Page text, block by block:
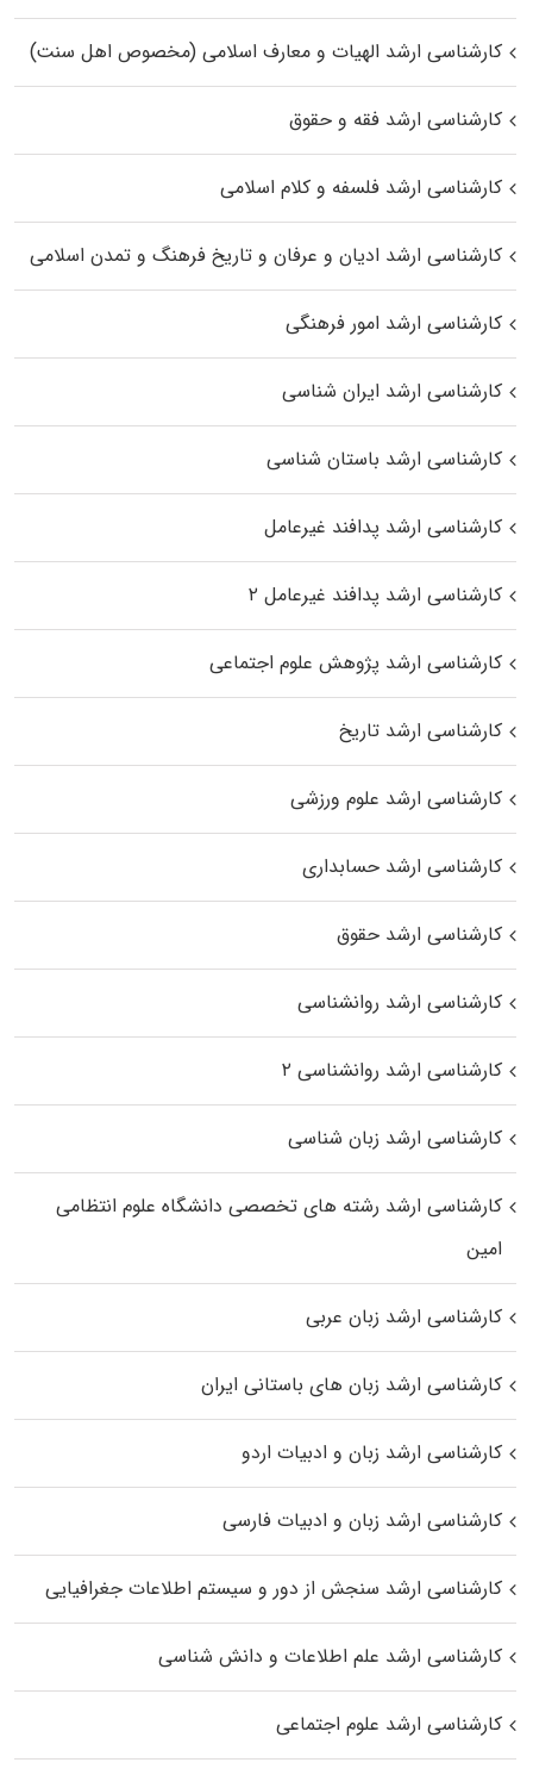
کارشناسی ارشد الهیات و معارف اسلامی (مخصوص اهل سنت)
کارشناسی ارشد فقه و حقوق
کارشناسی ارشد فلسفه و کلام اسلامی
کارشناسی ارشد ادیان و عرفان و تاریخ فرهنگ و تمدن اسلامی
کارشناسی ارشد امور فرهنگی
کارشناسی ارشد ایران شناسی
کارشناسی ارشد باستان شناسی
کارشناسی ارشد پدافند غیرعامل
کارشناسی ارشد پدافند غیرعامل ۲
کارشناسی ارشد پژوهش علوم اجتماعی
کارشناسی ارشد تاریخ
کارشناسی ارشد علوم ورزشی
کارشناسی ارشد حسابداری
کارشناسی ارشد حقوق
کارشناسی ارشد روانشناسی
کارشناسی ارشد روانشناسی ۲
کارشناسی ارشد زبان شناسی
کارشناسی ارشد رﺷﺘﻪ ﻫﺎی تخصصی داﻧﺸﮕﺎه ﻋﻠﻮم انتظامی
اﻣﻴﻦ
کارشناسی ارشد زبان عربی
کارشناسی ارشد زبان‌ های باستانی ایران
کارشناسی ارشد زبان و ادبیات اردو
کارشناسی ارشد زبان و ادبیات فارسی
کارشناسی ارشد سنجش از دور و سیستم اطلاعات جغرافیایی
کارشناسی ارشد علم اطلاعات و دانش شناسی
کارشناسی ارشد علوم اجتماعی